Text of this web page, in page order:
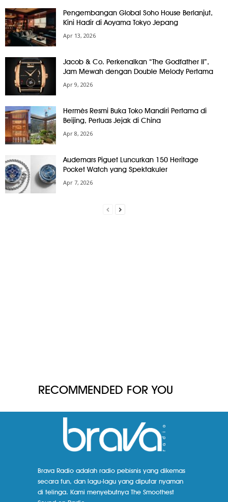
Pengembangan Global Soho House Berlanjut,
Kini Hadir di Aoyama Tokyo Jepang
Apr 13, 2026
Jacob & Co. Perkenalkan “The Godfather II”,
Jam Mewah dengan Double Melody Pertama
Apr 9, 2026
Hermès Resmi Buka Toko Mandiri Pertama di
Beijing, Perluas Jejak di China
Apr 8, 2026
Audemars Piguet Luncurkan 150 Heritage
Pocket Watch yang Spektakuler
Apr 7, 2026
RECOMMENDED FOR YOU
Brava Radio adalah radio pebisnis yang dikemas
secara fun, dan lagu-lagu yang diputar nyaman
di telinga. Kami menyebutnya The Smoothest